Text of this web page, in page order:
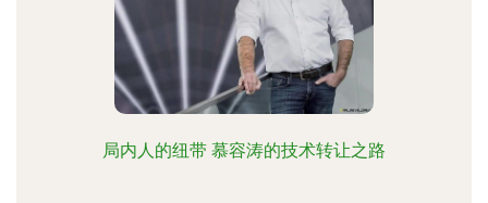
局内人的纽带 慕容涛的技术转让之路